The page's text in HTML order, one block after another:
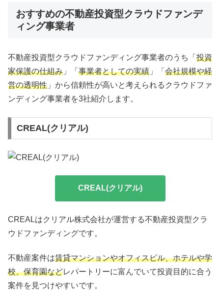
おすすめの不動産投資型クラウドファンデ
ィング事業者
不動産投資型クラウドファンディング事業者のうち「 投資
家保護の仕組み 」「 事業者としての実績 」「 会社規模や経
営の透明性 」から信頼性が高いと考えられるクラウドファ
ンディング事業者を3社紹介します。
CREAL(クリアル)
CREAL(クリアル)
CREALはクリアル株式会社が運営する不動産投資型クラ
ウドファンディングです。
不動産案件は賃貸マンションやオフィスビル、ホテルや学
校、保育園などレパートリーに富んでいて投資目的に合う
案件を見つけやすいです。